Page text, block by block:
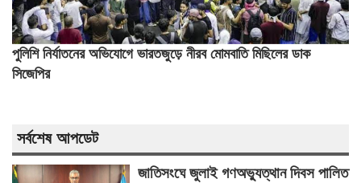
পুলিশি নির্যাতনের অভিযোগে ভারতজুড়ে নীরব মোমবাতি মিছিলের ডাক
সিজেপির
সর্বশেষ আপডেট
জাতিসংঘে জুলাই গণঅভ্যুত্থান দিবস পালিত